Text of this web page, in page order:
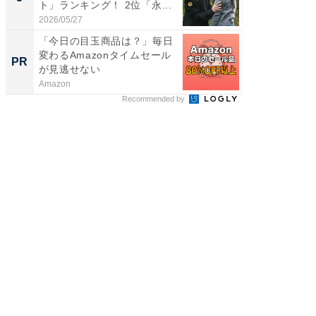
ト」ランキング！ 2位「永...
2026/05/27
PR
「今日の目玉商品は？」毎日
変わるAmazonタイムセール
が見逃せない
Amazon
Recommended by